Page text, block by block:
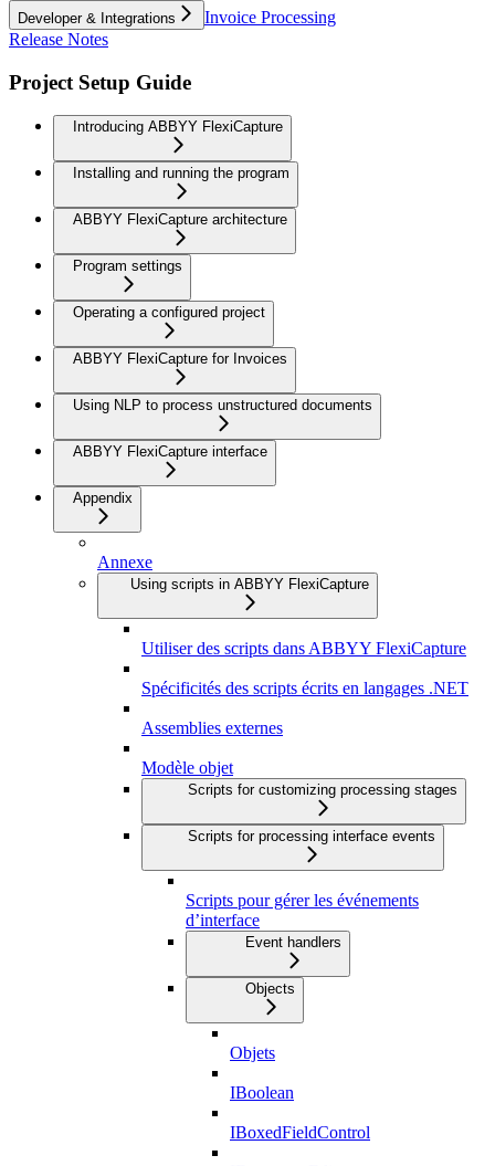
Developer & Integrations
Invoice Processing
Release Notes
Project Setup Guide
Introducing ABBYY FlexiCapture
Installing and running the program
ABBYY FlexiCapture architecture
Program settings
Operating a configured project
ABBYY FlexiCapture for Invoices
Using NLP to process unstructured documents
ABBYY FlexiCapture interface
Appendix
Annexe
Using scripts in ABBYY FlexiCapture
Utiliser des scripts dans ABBYY FlexiCapture
Spécificités des scripts écrits en langages .NET
Assemblies externes
Modèle objet
Scripts for customizing processing stages
Scripts for processing interface events
Scripts pour gérer les événements
d’interface
Event handlers
Objects
Objets
IBoolean
IBoxedFieldControl